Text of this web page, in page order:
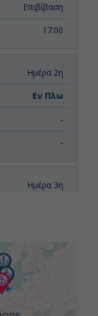
Επιβίβαση
17:00
Ημέρα 2η
Εν Πλω
-
-
Ημέρα 3η